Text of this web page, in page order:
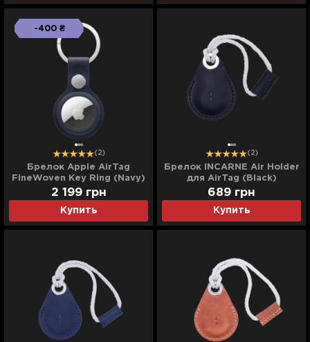
-400 ₴
(2)
Брелок Apple AirTag
FineWoven Key Ring (Navy)
Купить
2 199 грн
(2)
Брелок INCARNE Air Holder
для AirTag (Black)
Купить
689 грн